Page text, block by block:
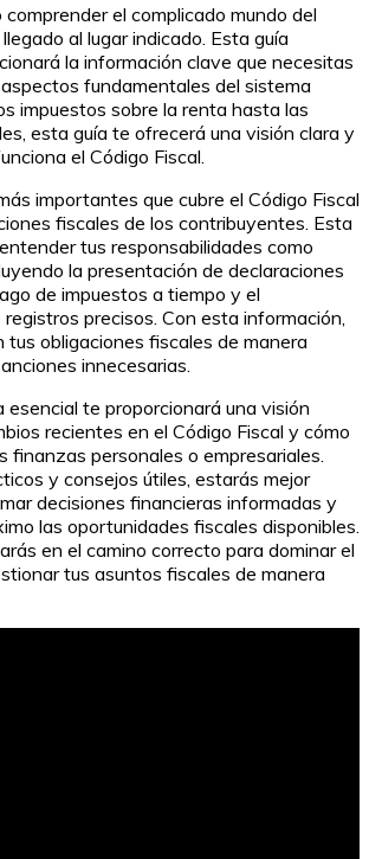
el complicado mundo del
al lugar indicado. Esta guía
la información clave que necesitas
fundamentales del sistema
impuestos sobre la renta hasta las
esta guía te ofrecerá una visión clara y
el Código Fiscal.
importantes que cubre el Código Fiscal
fiscales de los contribuyentes. Esta
tus responsabilidades como
la presentación de declaraciones
de impuestos a tiempo y el
precisos. Con esta información,
tus obligaciones fiscales de manera
innecesarias.
esencial te proporcionará una visión
recientes en el Código Fiscal y cómo
finanzas personales o empresariales.
y consejos útiles, estarás mejor
decisiones financieras informadas y
las oportunidades fiscales disponibles.
en el camino correcto para dominar el
tus asuntos fiscales de manera